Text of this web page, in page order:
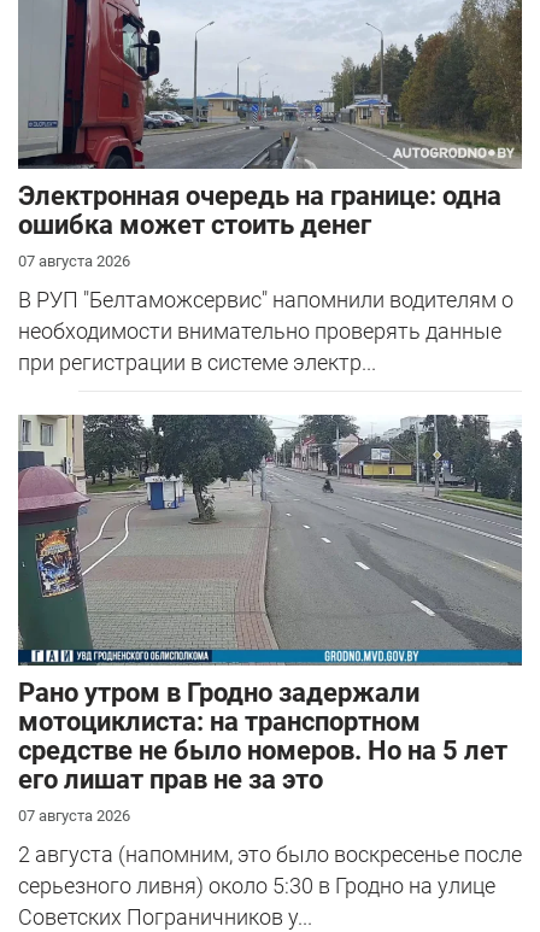
Электронная очередь на границе: одна
ошибка может стоить денег
07 августа 2026
В РУП "Белтаможсервис" напомнили водителям о
необходимости внимательно проверять данные
при регистрации в системе электр...
Рано утром в Гродно задержали
мотоциклиста: на транспортном
средстве не было номеров. Но на 5 лет
его лишат прав не за это
07 августа 2026
2 августа (напомним, это было воскресенье после
серьезного ливня) около 5:30 в Гродно на улице
Советских Пограничников у...